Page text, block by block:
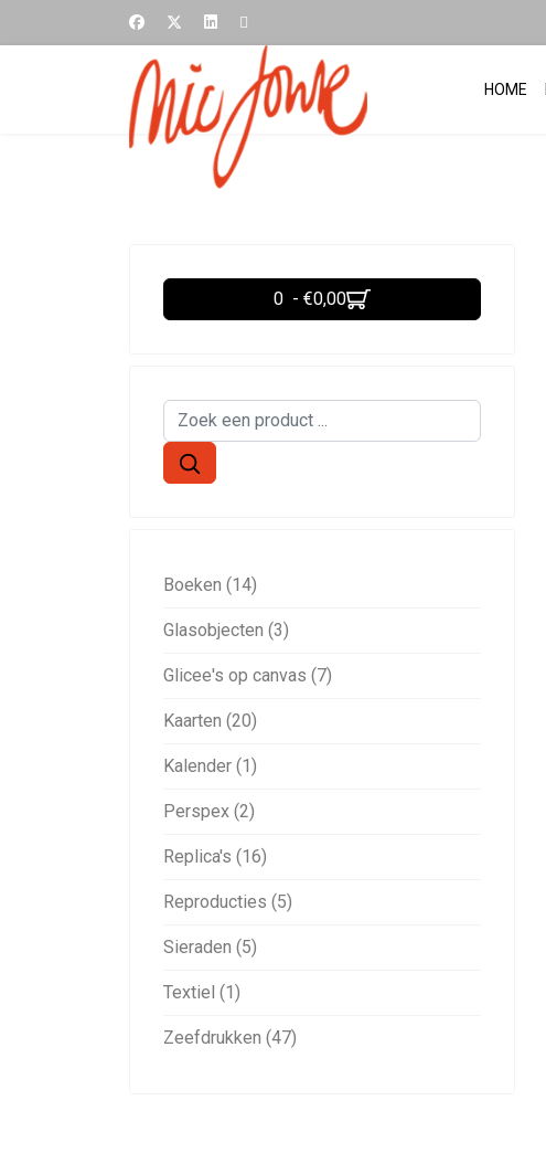
HOME
0 - €0,00
Boeken (14)
Glasobjecten (3)
Glicee's op canvas (7)
Kaarten (20)
Kalender (1)
Perspex (2)
Replica's (16)
Reproducties (5)
Sieraden (5)
Textiel (1)
Zeefdrukken (47)